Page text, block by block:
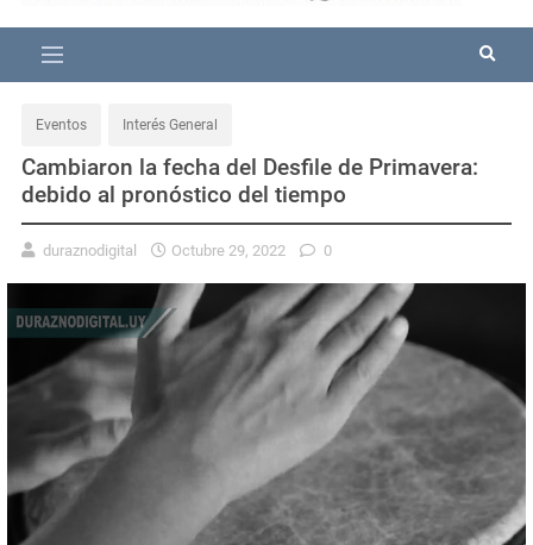
Eventos Interés General
Cambiaron la fecha del Desfile de Primavera:
debido al pronóstico del tiempo
duraznodigital Octubre 29, 2022 0